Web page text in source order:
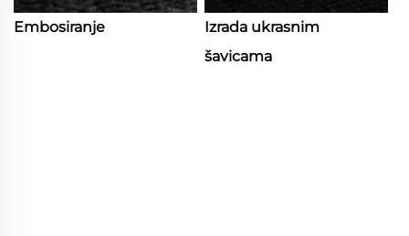
Embosiranje
Izrada ukrasnim
šavicama